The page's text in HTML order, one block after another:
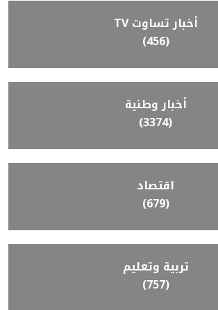
أخبار تساوت TV
(456)
أخبار وطنية
(3374)
اقتصاد
(679)
تربية وتعليم
(757)